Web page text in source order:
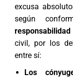
excusa
según
civil, por los
entre sí:
Los